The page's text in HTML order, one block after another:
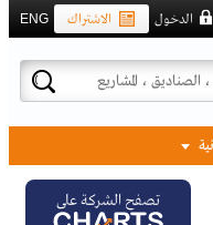
ENG الاشتراك الدخول
تصفح الشركة على